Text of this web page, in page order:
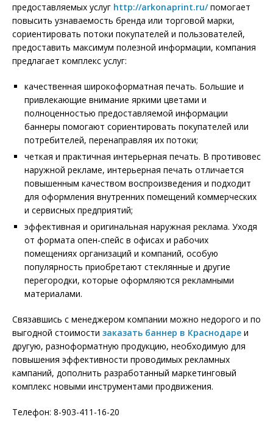
предоставляемых услуг http://arkonaprint.ru/помогает
повысить узнаваемость бренда или торговой марки,
сориентировать потоки покупателей и пользователей,
предоставить максимум полезной информации, компания
предлагает комплекс услуг:
качественная широкоформатная печать. Большие и
привлекающие внимание яркими цветами и
полноценностью предоставляемой информации
баннеры помогают сориентировать покупателей или
потребителей, перенаправляя их потоки;
четкая и практичная интерьерная печать. В противовес
наружной рекламе, интерьерная печать отличается
повышенным качеством воспроизведения и подходит
для оформления внутренних помещений коммерческих
и сервисных предприятий;
эффективная и оригинальная наружная реклама. Уходя
от формата опен-спейс в офисах и рабочих
помещениях организаций и компаний, особую
популярность приобретают стеклянные и другие
перегородки, которые оформляются рекламными
материалами.
Связавшись с менеджером компании можно недорого и по
выгодной стоимости заказать баннер в Краснодаре и
другую, разноформатную продукцию, необходимую для
повышения эффективности проводимых рекламных
кампаний, дополнить разработанный маркетинговый
комплекс новыми инструментами продвижения.
Телефон: 8-903-411-16-20